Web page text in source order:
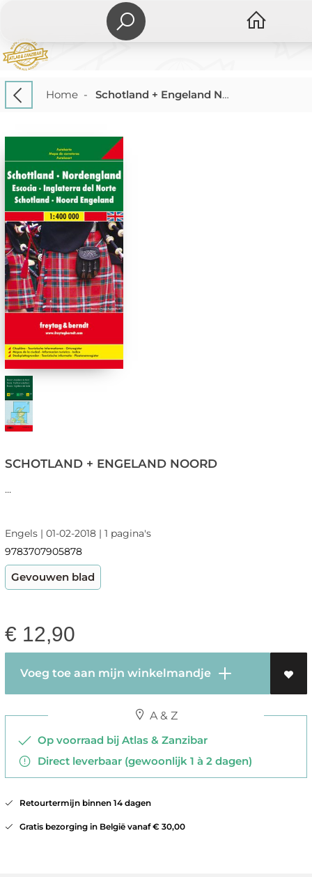
Home- Schotland + Engeland Noord
SCHOTLAND + ENGELAND NOORD
...
Engels | 01-02-2018 | 1 pagina's
9783707905878
Gevouwen blad
€ 12,90
Voeg toe aan mijn winkelmandje
A & Z
Op voorraad bij Atlas & Zanzibar
Direct leverbaar (gewoonlijk 1 à 2 dagen)
Retourtermijn binnen 14 dagen
Gratis bezorging in België vanaf € 30,00